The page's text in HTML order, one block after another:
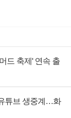
드 축제' 연속 출
튜브 생중계…화